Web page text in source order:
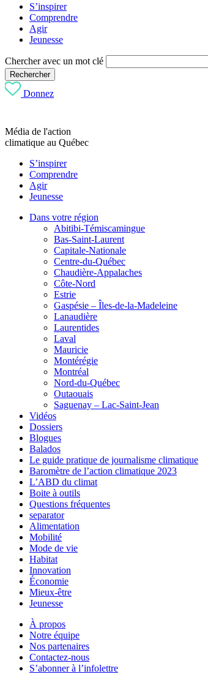
S’inspirer
Comprendre
Agir
Jeunesse
Chercher avec un mot clé
Rechercher
Donnez
Média de l'action
climatique au Québec
S’inspirer
Comprendre
Agir
Jeunesse
Dans votre région
Abitibi-Témiscamingue
Bas-Saint-Laurent
Capitale-Nationale
Centre-du-Québec
Chaudière-Appalaches
Côte-Nord
Estrie
Gaspésie – Îles-de-la-Madeleine
Lanaudière
Laurentides
Laval
Mauricie
Montérégie
Montréal
Nord-du-Québec
Outaouais
Saguenay – Lac-Saint-Jean
Vidéos
Dossiers
Blogues
Balados
Le guide pratique de journalisme climatique
Baromètre de l’action climatique 2023
L’ABD du climat
Boite à outils
Questions fréquentes
separator
Alimentation
Mobilité
Mode de vie
Habitat
Innovation
Économie
Mieux-être
Jeunesse
À propos
Notre équipe
Nos partenaires
Contactez-nous
S’abonner à l’infolettre